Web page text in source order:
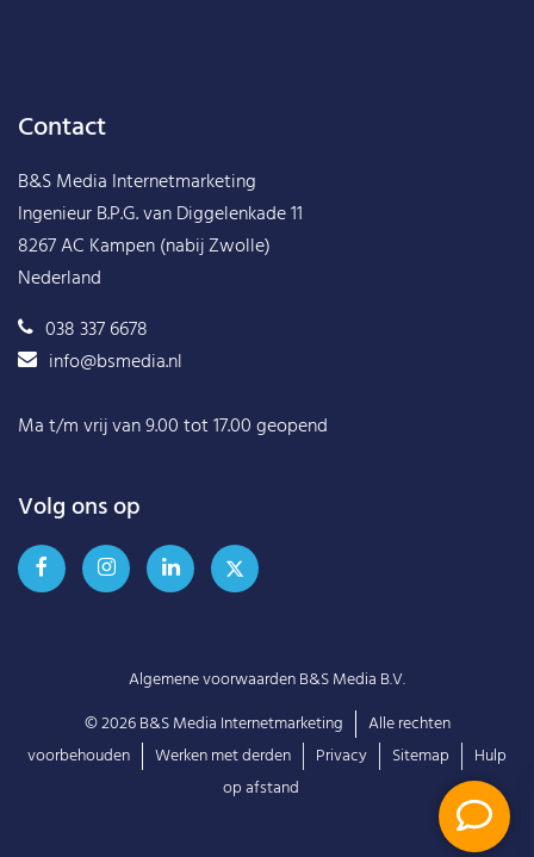
Contact
B&S Media Internetmarketing
Ingenieur B.P.G. van Diggelenkade 11
8267 AC Kampen (nabij Zwolle)
Nederland
038 337 6678
info@bsmedia.nl
Ma t/m vrij van 9.00 tot 17.00 geopend
Volg ons op
Algemene voorwaarden B&S Media B.V.
© 2026B&S Media Internetmarketing
Alle rechten
voorbehouden
Werken met derden Privacy Sitemap
Hulp
op afstand